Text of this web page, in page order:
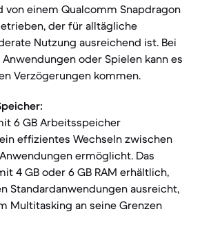
von einem Qualcomm Snapdragon
der für alltägliche
Nutzung ausreichend ist. Bei
oder Spielen kann es
Verzögerungen kommen.
6 GB Arbeitsspeicher
effizientes Wechseln zwischen
ermöglicht. Das
4 GB oder 6 GB RAM erhältlich,
Standardanwendungen ausreicht,
Multitasking an seine Grenzen